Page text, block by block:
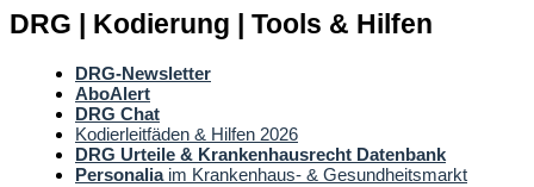
DRG | Kodierung | Tools & Hilfen
DRG-Newsletter
AboAlert
DRG Chat
Kodierleitfäden & Hilfen 2026
DRG Urteile & Krankenhausrecht Datenbank
Personaliaim Krankenhaus- & Gesundheitsmarkt